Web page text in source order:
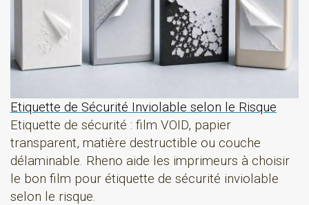
Etiquette de Sécurité Inviolable selon le Risque
Etiquette de sécurité : film VOID, papier
transparent, matière destructible ou couche
délaminable. Rheno aide les imprimeurs à choisir
le bon film pour étiquette de sécurité inviolable
selon le risque.